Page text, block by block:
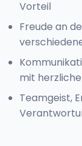
Vorteil
Freude an
mit
Teamgeist,